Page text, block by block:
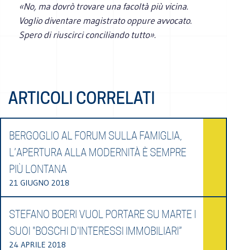
«No, ma dovrò trovare una facoltà più vicina.
Voglio diventare magistrato oppure avvocato.
Spero di riuscirci conciliando tutto».
ARTICOLI CORRELATI
BERGOGLIO AL FORUM SULLA FAMIGLIA,
L’APERTURA ALLA MODERNITÀ È SEMPRE
PIÙ LONTANA
21 GIUGNO 2018
STEFANO BOERI VUOL PORTARE SU MARTE I
SUOI "BOSCHI D'INTERESSI IMMOBILIARI”
24 APRILE 2018